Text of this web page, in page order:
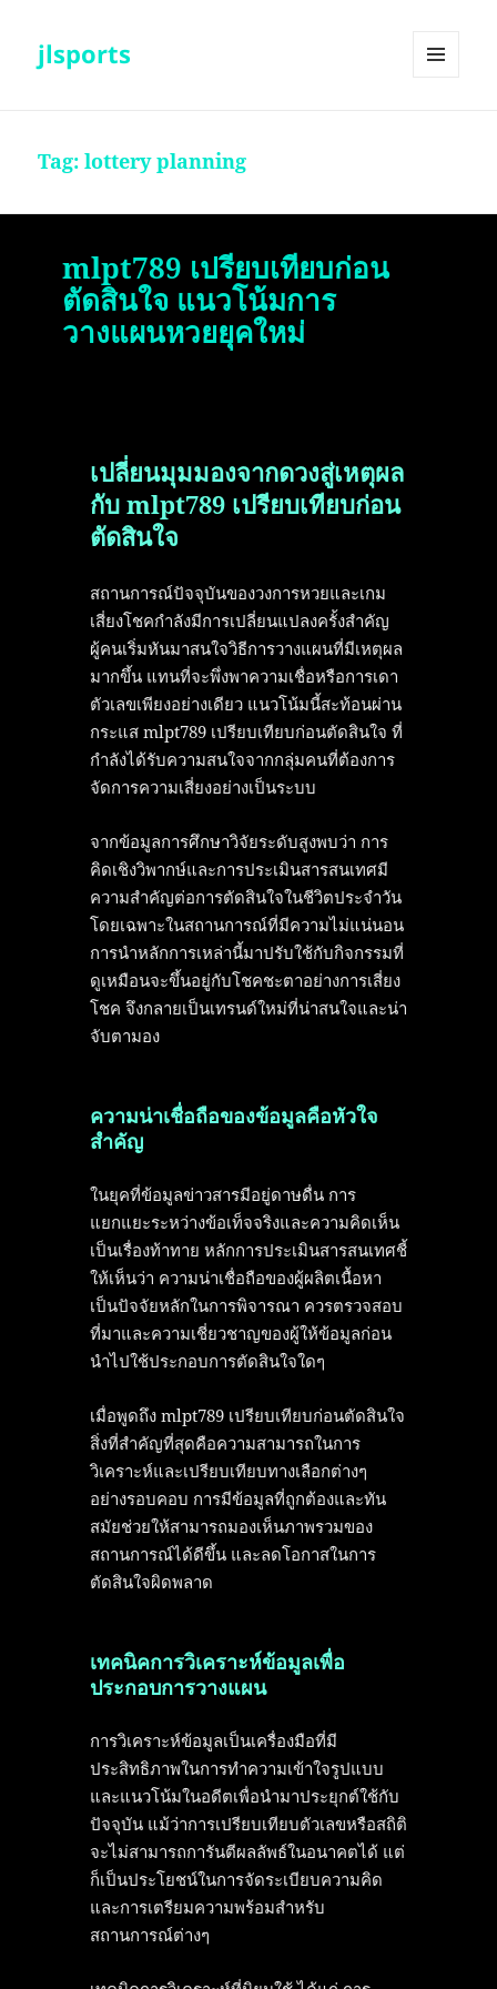
jlsports
Tag:lottery planning
mlpt789 เปรียบเทียบก่อน
ตัดสินใจ แนวโน้มการ
วางแผนหวยยุคใหม่
เปลี่ยนมุมมองจากดวงสู่เหตุผล
กับ mlpt789 เปรียบเทียบก่อน
ตัดสินใจ
สถานการณ์ปัจจุบันของวงการหวยและเกม
เสี่ยงโชคกำลังมีการเปลี่ยนแปลงครั้งสำคัญ
ผู้คนเริ่มหันมาสนใจวิธีการวางแผนที่มีเหตุผล
มากขึ้น แทนที่จะพึ่งพาความเชื่อหรือการเดา
ตัวเลขเพียงอย่างเดียว แนวโน้มนี้สะท้อนผ่าน
กระแส mlpt789 เปรียบเทียบก่อนตัดสินใจ ที่
กำลังได้รับความสนใจจากกลุ่มคนที่ต้องการ
จัดการความเสี่ยงอย่างเป็นระบบ
จากข้อมูลการศึกษาวิจัยระดับสูงพบว่า การ
คิดเชิงวิพากษ์และการประเมินสารสนเทศมี
ความสำคัญต่อการตัดสินใจในชีวิตประจำวัน
โดยเฉพาะในสถานการณ์ที่มีความไม่แน่นอน
การนำหลักการเหล่านี้มาปรับใช้กับกิจกรรมที่
ดูเหมือนจะขึ้นอยู่กับโชคชะตาอย่างการเสี่ยง
โชค จึงกลายเป็นเทรนด์ใหม่ที่น่าสนใจและน่า
จับตามอง
ความน่าเชื่อถือของข้อมูลคือหัวใจ
สำคัญ
ในยุคที่ข้อมูลข่าวสารมีอยู่ดาษดื่น การ
แยกแยะระหว่างข้อเท็จจริงและความคิดเห็น
เป็นเรื่องท้าทาย หลักการประเมินสารสนเทศชี้
ให้เห็นว่า ความน่าเชื่อถือของผู้ผลิตเนื้อหา
เป็นปัจจัยหลักในการพิจารณา ควรตรวจสอบ
ที่มาและความเชี่ยวชาญของผู้ให้ข้อมูลก่อน
นำไปใช้ประกอบการตัดสินใจใดๆ
เมื่อพูดถึง mlpt789 เปรียบเทียบก่อนตัดสินใจ
สิ่งที่สำคัญที่สุดคือความสามารถในการ
วิเคราะห์และเปรียบเทียบทางเลือกต่างๆ
อย่างรอบคอบ การมีข้อมูลที่ถูกต้องและทัน
สมัยช่วยให้สามารถมองเห็นภาพรวมของ
สถานการณ์ได้ดีขึ้น และลดโอกาสในการ
ตัดสินใจผิดพลาด
เทคนิคการวิเคราะห์ข้อมูลเพื่อ
ประกอบการวางแผน
การวิเคราะห์ข้อมูลเป็นเครื่องมือที่มี
ประสิทธิภาพในการทำความเข้าใจรูปแบบ
และแนวโน้มในอดีตเพื่อนำมาประยุกต์ใช้กับ
ปัจจุบัน แม้ว่าการเปรียบเทียบตัวเลขหรือสถิติ
จะไม่สามารถการันตีผลลัพธ์ในอนาคตได้ แต่
ก็เป็นประโยชน์ในการจัดระเบียบความคิด
และการเตรียมความพร้อมสำหรับ
สถานการณ์ต่างๆ